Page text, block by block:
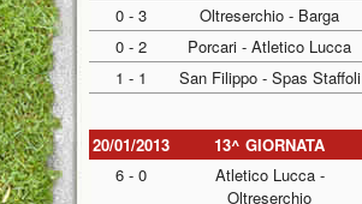
0 - 3
Oltreserchio - Barga
0 - 2
Porcari - Atletico Lucca
1 - 1
San Filippo - Spas Staffoli
20/01/2013 13^ GIORNATA
6 - 0
Atletico Lucca -
Oltreserchio